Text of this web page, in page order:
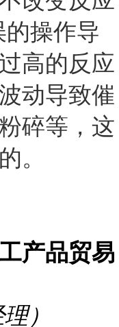
的操作导
高的反应
动导致催
碎等，这
。
产品贸易
）